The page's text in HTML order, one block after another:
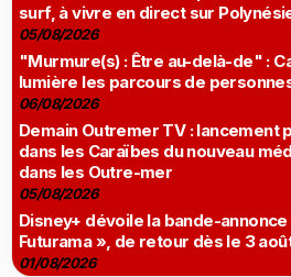
surf, à vivre en direct sur
05/08/2026
"Murmure(s) : Être au-delà-de" :
lumière les parcours de
06/08/2026
Demain Outremer TV : lancement
dans les Caraïbes du nouveau
dans les Outre-mer
05/08/2026
Disney+ dévoile la bande-annonce
Futurama », de retour dès le 3
01/08/2026